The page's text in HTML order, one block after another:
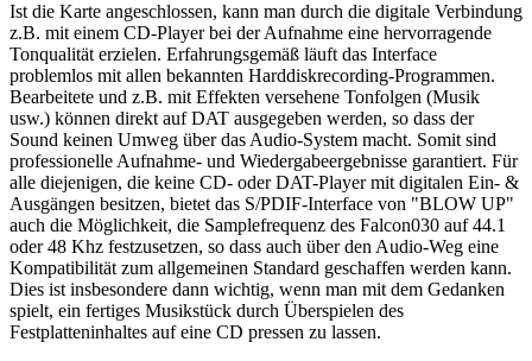
Ist die Karte angeschlossen, kann man durch die digitale Verbindung
z.B. mit einem CD-Player bei der Aufnahme eine hervorragende
Tonqualität erzielen. Erfahrungsgemäß läuft das Interface
problemlos mit allen bekannten Harddiskrecording-Programmen.
Bearbeitete und z.B. mit Effekten versehene Tonfolgen (Musik
usw.) können direkt auf DAT ausgegeben werden, so dass der
Sound keinen Umweg über das Audio-System macht. Somit sind
professionelle Aufnahme- und Wiedergabeergebnisse garantiert. Für
alle diejenigen, die keine CD- oder DAT-Player mit digitalen Ein- &
Ausgängen besitzen, bietet das S/PDIF-Interface von "BLOW UP"
auch die Möglichkeit, die Samplefrequenz des Falcon030 auf 44.1
oder 48 Khz festzusetzen, so dass auch über den Audio-Weg eine
Kompatibilität zum allgemeinen Standard geschaffen werden kann.
Dies ist insbesondere dann wichtig, wenn man mit dem Gedanken
spielt, ein fertiges Musikstück durch Überspielen des
Festplatteninhaltes auf eine CD pressen zu lassen.